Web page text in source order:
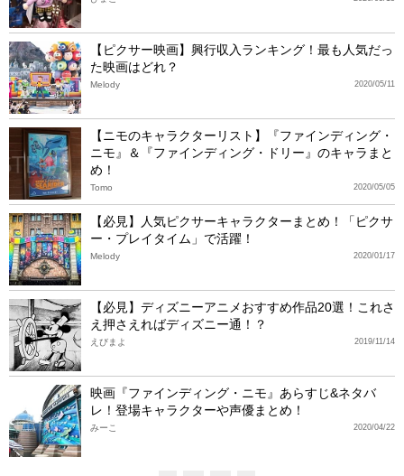
【ピクサー映画】興行収入ランキング！最も人気だっ
た映画はどれ？
2020/05/11
Melody
【ニモのキャラクターリスト】『ファインディング・
ニモ』＆『ファインディング・ドリー』のキャラまと
め！
2020/05/05
Tomo
【必見】人気ピクサーキャラクターまとめ！「ピクサ
ー・プレイタイム」で活躍！
2020/01/17
Melody
【必見】ディズニーアニメおすすめ作品20選！これさ
え押さえればディズニー通！？
2019/11/14
えびまよ
映画『ファインディング・ニモ』あらすじ&ネタバ
レ！登場キャラクターや声優まとめ！
2020/04/22
みーこ